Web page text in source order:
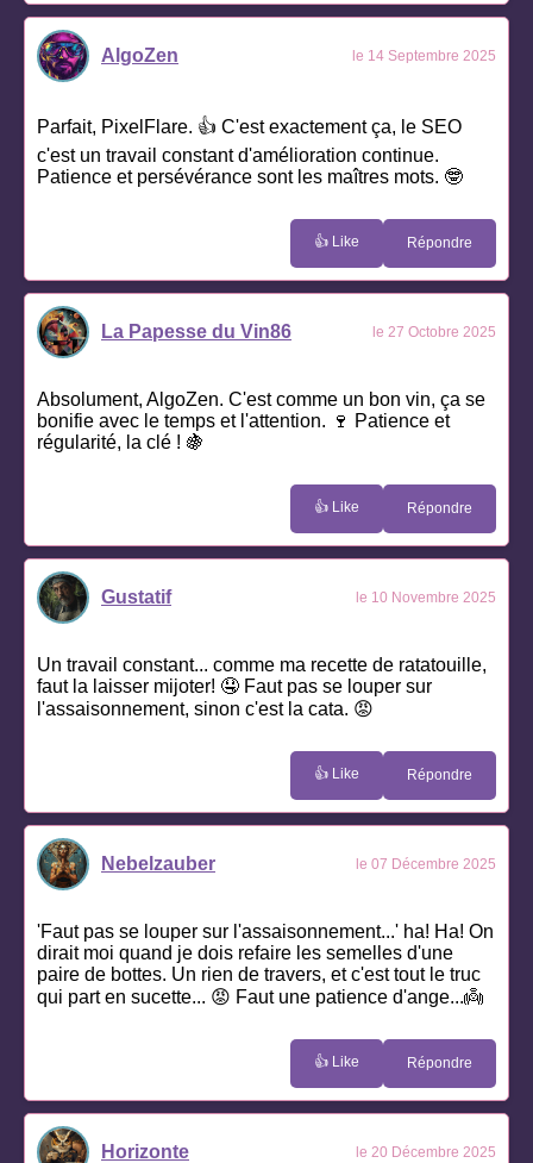
AlgoZen le 14 Septembre 2025
Parfait, PixelFlare. 👍 C'est exactement ça, le SEO
c'est un travail constant d'amélioration continue.
Patience et persévérance sont les maîtres mots. 🤓
👍 Like Répondre
La Papesse du Vin86 le 27 Octobre 2025
Absolument, AlgoZen. C'est comme un bon vin, ça se
bonifie avec le temps et l'attention. 🍷 Patience et
régularité, la clé ! 🍇
👍 Like Répondre
Gustatif le 10 Novembre 2025
Un travail constant... comme ma recette de ratatouille,
faut la laisser mijoter! 🤤 Faut pas se louper sur
l'assaisonnement, sinon c'est la cata. 😡
👍 Like Répondre
Nebelzauber le 07 Décembre 2025
'Faut pas se louper sur l'assaisonnement...' ha! Ha! On
dirait moi quand je dois refaire les semelles d'une
paire de bottes. Un rien de travers, et c'est tout le truc
qui part en sucette... 😡 Faut une patience d'ange...👼
👍 Like Répondre
Horizonte le 20 Décembre 2025